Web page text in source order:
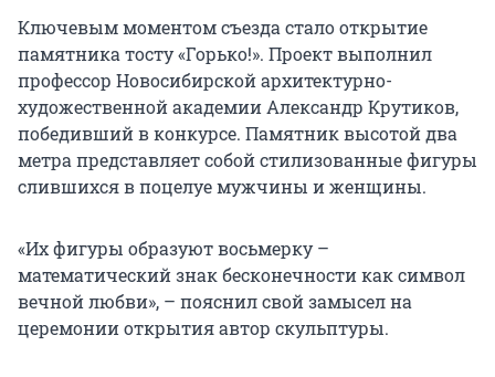
Ключевым моментом съезда стало открытие
памятника тосту «Горько!». Проект выполнил
профессор Новосибирской архитектурно-
художественной академии Александр Крутиков,
победивший в конкурсе. Памятник высотой два
метра представляет собой стилизованные фигуры
слившихся в поцелуе мужчины и женщины.
«Их фигуры образуют восьмерку –
математический знак бесконечности как символ
вечной любви», – пояснил свой замысел на
церемонии открытия автор скульптуры.